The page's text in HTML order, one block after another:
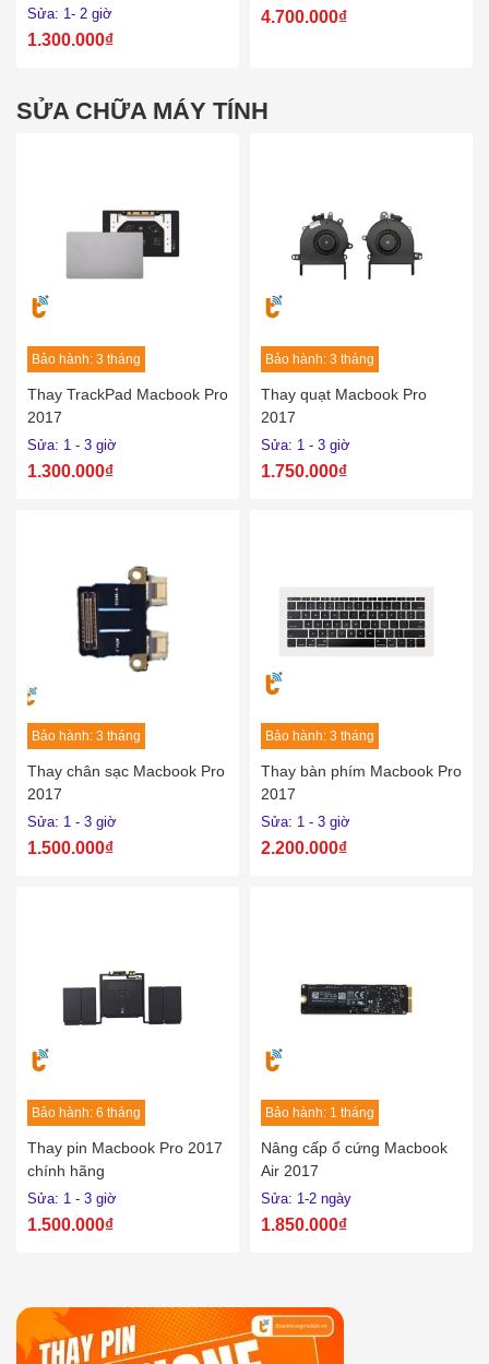
Sửa: 1- 2 giờ
1.300.000₫
4.700.000₫
SỬA CHỮA MÁY TÍNH
Bảo hành: 3 tháng
Thay TrackPad Macbook Pro
2017
Sửa: 1 - 3 giờ
1.300.000₫
Bảo hành: 3 tháng
Thay quạt Macbook Pro
2017
Sửa: 1 - 3 giờ
1.750.000₫
Bảo hành: 3 tháng
Thay chân sạc Macbook Pro
2017
Sửa: 1 - 3 giờ
1.500.000₫
Bảo hành: 3 tháng
Thay bàn phím Macbook Pro
2017
Sửa: 1 - 3 giờ
2.200.000₫
Bảo hành: 6 tháng
Thay pin Macbook Pro 2017
chính hãng
Sửa: 1 - 3 giờ
1.500.000₫
Bảo hành: 1 tháng
Nâng cấp ổ cứng Macbook
Air 2017
Sửa: 1-2 ngày
1.850.000₫